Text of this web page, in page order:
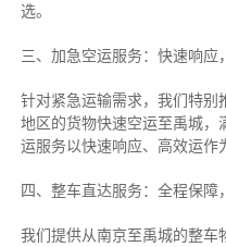
选。
三、加急空运服务：快速响应
针对紧急运输需求，我们特别
地区的货物快速空运至禹城，
运服务以快速响应、高效运作
四、整车直达服务：全程保障
我们提供从南京至禹城的整